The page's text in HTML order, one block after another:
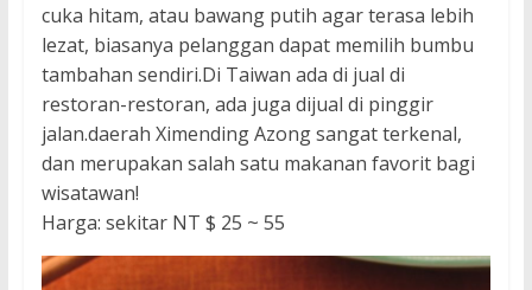
cuka hitam, atau bawang putih agar terasa lebih
lezat, biasanya pelanggan dapat memilih bumbu
tambahan sendiri.Di Taiwan ada di jual di
restoran-restoran, ada juga dijual di pinggir
jalan.daerah Ximending Azong sangat terkenal,
dan merupakan salah satu makanan favorit bagi
wisatawan!
Harga: sekitar NT $ 25 ~ 55